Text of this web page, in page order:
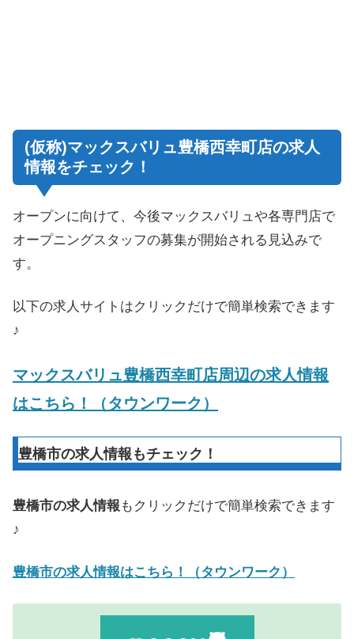
(仮称)マックスバリュ豊橋西幸町店の求人
情報をチェック！
オープンに向けて、今後マックスバリュや各専門店で
オープニングスタッフの募集が開始される見込みで
す。
以下の求人サイトはクリックだけで簡単検索できます
♪
マックスバリュ豊橋西幸町店周辺の求人情報
はこちら！（タウンワーク）
豊橋市の求人情報もチェック！
豊橋市の求人情報 もクリックだけで簡単検索できます
♪
豊橋市の求人情報はこちら！（タウンワーク）